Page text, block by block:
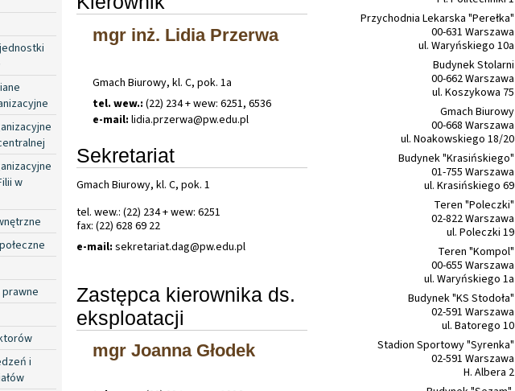
w
i
Przychodnia Lekarska "Perełka"
00-631 Warszawa
ul. Waryńskiego 10a
Budynek Stolarni
00-662 Warszawa
ul. Koszykowa 75
Gmach Biurowy
00-668 Warszawa
ul. Noakowskiego 18/20
Budynek "Krasińskiego"
01-755 Warszawa
ul. Krasińskiego 69
Teren "Poleczki"
02-822 Warszawa
ul. Poleczki 19
Teren "Kompol"
00-655 Warszawa
ul. Waryńskiego 1a
Budynek "KS Stodoła"
02-591 Warszawa
ul. Batorego 10
Stadion Sportowy "Syrenka"
02-591 Warszawa
H. Albera 2
mgr inż. Lidia Przerwa
Gmach Biurowy, kl. C, pok. 1a
tel. wew.: (22) 234 + wew: 6251, 6536
e-mail: lidia.przerwa@pw.edu.pl
Sekretariat
Gmach Biurowy, kl. C, pok. 1
tel. wew.: (22) 234 + wew: 6251
fax: (22) 628 69 22
e-mail: sekretariat.dag@pw.edu.pl
Zastępca kierownika ds.
eksploatacji
mgr Joanna Głodek